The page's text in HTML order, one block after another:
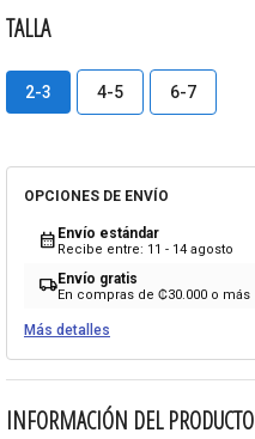
TALLA
2-3 4-5 6-7
OPCIONES DE ENVÍO
calendar_month Envío estándar
Recibe entre: 11 - 14 agosto
local_shippingEnvío gratis
En compras de ₡30.000 o más
Más detalles
INFORMACIÓN DEL PRODUCTO